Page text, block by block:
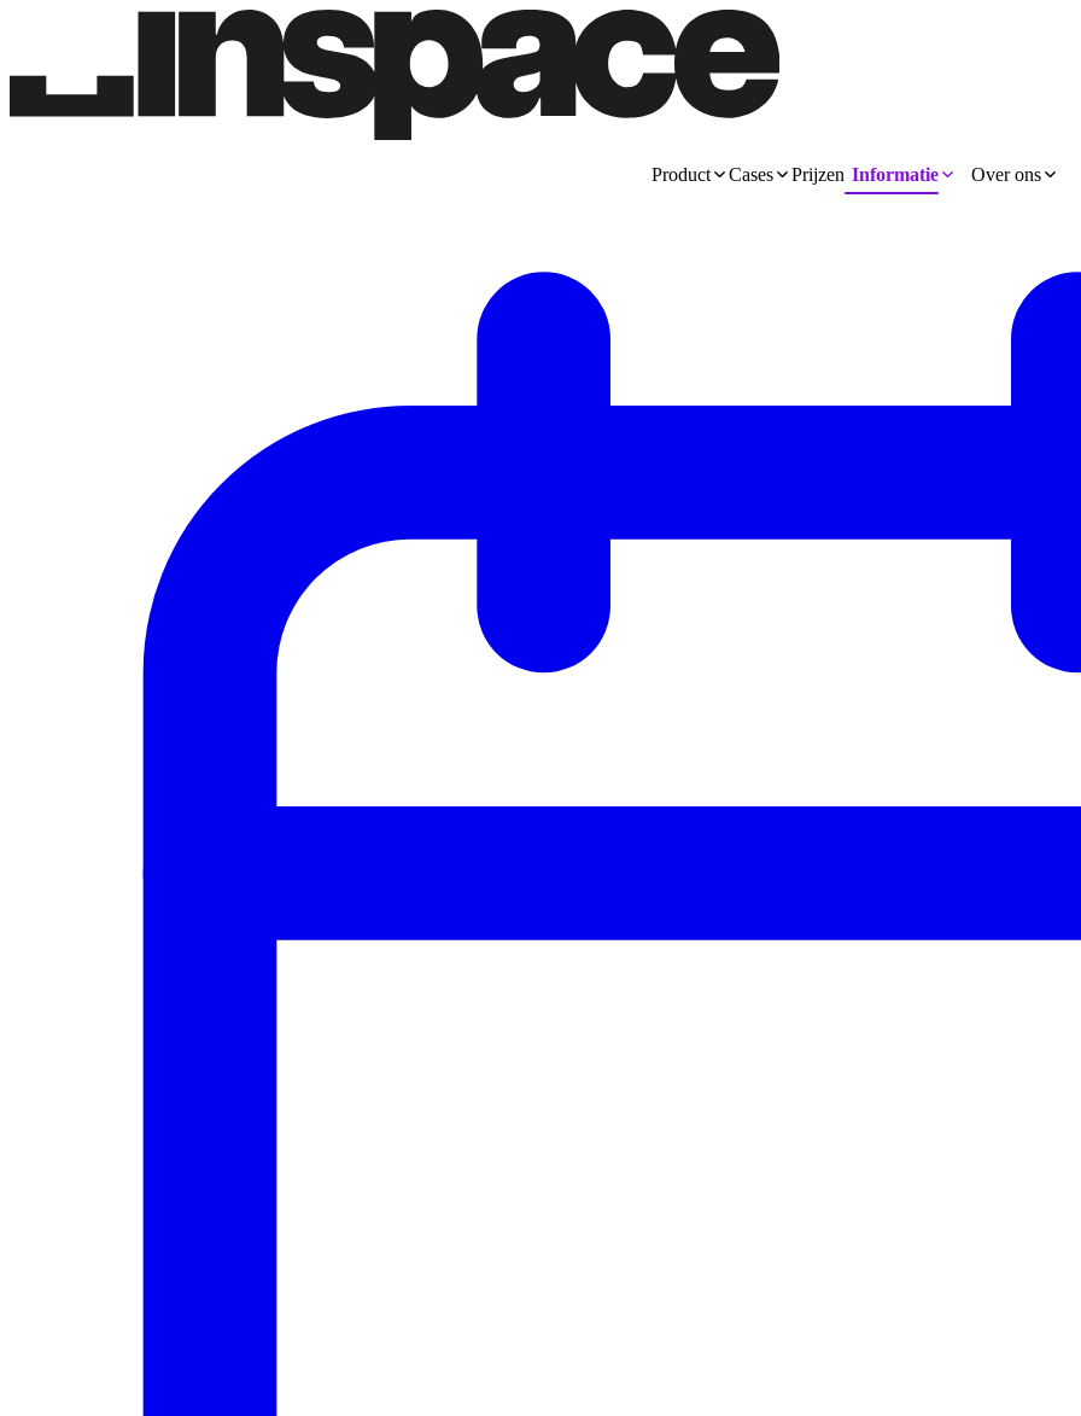
Product Cases Prijzen Informatie Over ons